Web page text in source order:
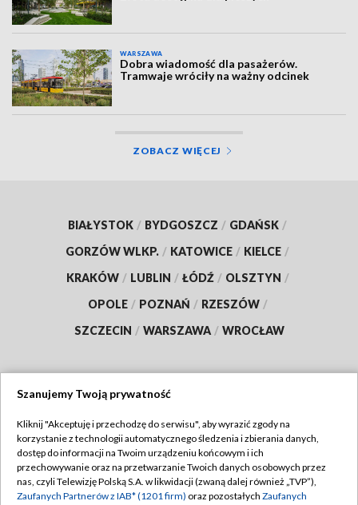
WARSZAWA
Dobra wiadomość dla pasażerów.
Tramwaje wróciły na ważny odcinek
ZOBACZ WIĘCEJ
BIAŁYSTOK / BYDGOSZCZ / GDAŃSK /
GORZÓW WLKP. / KATOWICE / KIELCE /
KRAKÓW / LUBLIN / ŁÓDŹ / OLSZTYN /
OPOLE / POZNAŃ / RZESZÓW /
SZCZECIN / WARSZAWA / WROCŁAW
TVP
Abonament TVP
Emisja w TVP
Regulamin TVP
Polityka prywatności
Szanujemy Twoją prywatność
Kliknij "Akceptuję i przechodzę do serwisu", aby wyrazić zgody na
korzystanie z technologii automatycznego śledzenia i zbierania danych,
dostęp do informacji na Twoim urządzeniu końcowym i ich
przechowywanie oraz na przetwarzanie Twoich danych osobowych przez
nas, czyli Telewizję Polską S.A. w likwidacji (zwaną dalej również „TVP”),
Zaufanych Partnerów z IAB* (1201 firm) oraz pozostałych Zaufanych